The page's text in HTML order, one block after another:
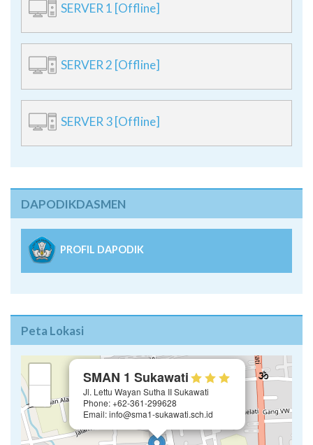
SERVER 1 [Offline]
SERVER 2 [Offline]
SERVER 3 [Offline]
DAPODIKDASMEN
PROFIL DAPODIK
Peta Lokasi
SMAN 1 Sukawati
Jl. Lettu Wayan Sutha II Sukawati
Phone: +62-361-299628
Email: info@sma1-sukawati.sch.id